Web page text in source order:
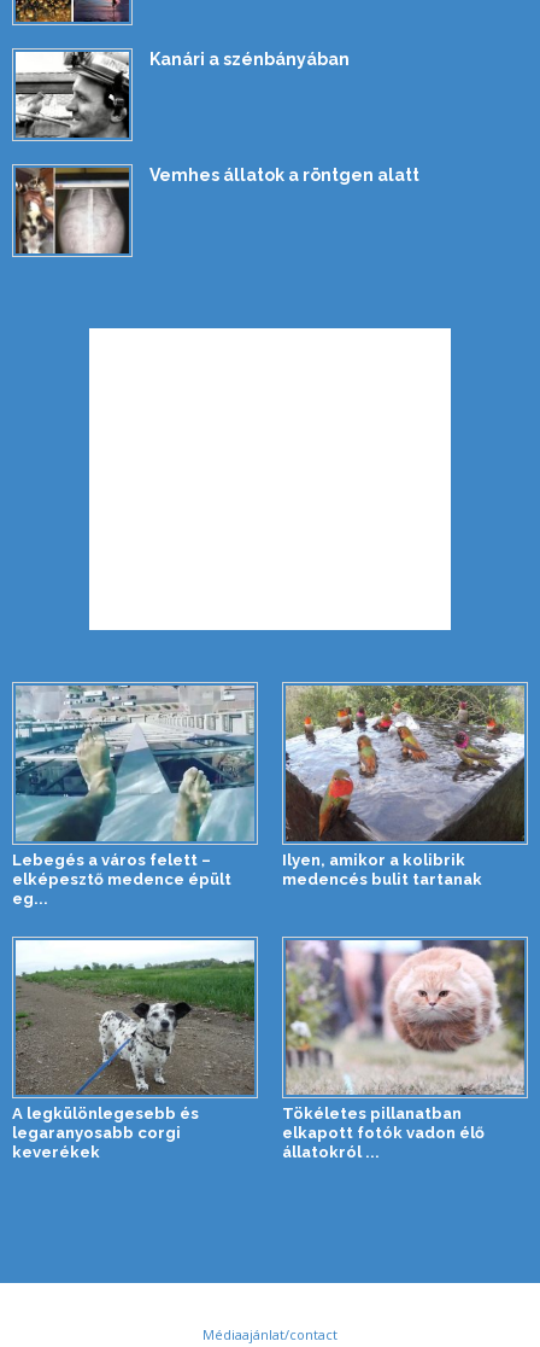
Kanári a szénbányában
Vemhes állatok a röntgen alatt
Lebegés a város felett –
elképesztő medence épült
eg...
Ilyen, amikor a kolibrik
medencés bulit tartanak
A legkülönlegesebb és
legaranyosabb corgi
keverékek
Tökéletes pillanatban
elkapott fotók vadon élő
állatokról ...
Médiaajánlat/contact